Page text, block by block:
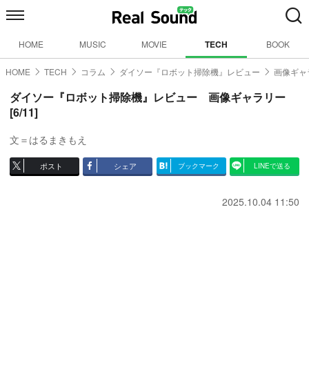
HOME MUSIC MOVIE TECH BOOK
HOME TECH コラム ダイソー『ロボット掃除機』レビュー 画像ギ
ダイソー『ロボット掃除機』レビュー 画像ギャラリー
[6/11]
文＝はるまきもえ
ポスト シェア ブックマーク LINEで送る
2025.10.04 11:50